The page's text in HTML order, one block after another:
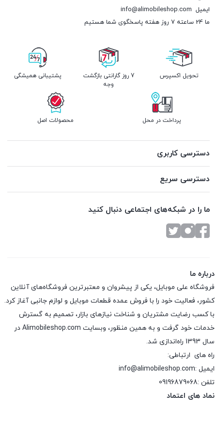
ایمیل info@alimobileshop.com
ما 24 ساعته 7 روز هفته پاسخگوی شما هستیم
تحویل اکسپرس
7 روز گارانتی بازگشت
وجه
پشتیبانی همیشگی
پرداخت در محل محصولات اصل
دسترسی کاربری
دسترسی سریع
ما را در شبکه‌های اجتماعی دنبال کنید
درباره ما
فروشگاه علی موبایل، یکی از پیشروان و معتبرترین فروشگاه‌های آنلاین
کشور، فعالیت خود را با فروش عمده قطعات موبایل و لوازم جانبی آغاز کرد.
با کسب رضایت مشتریان و شناخت نیازهای بازار، تصمیم به گسترش
خدمات خود گرفت و به همین منظور، وبسایت Alimobileshop.com در
سال 1393 راه‌اندازی شد.
راه های ارتباطی:
ایمیل :info@alimobileshop.com
تلفن :09196879068
نماد های اعتماد